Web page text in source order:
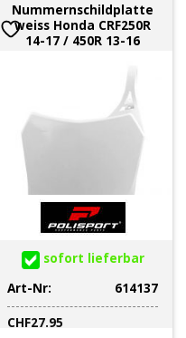
Nummernschildplatte
weiss Honda CRF250R
14-17 / 450R 13-16
sofort lieferbar
Art-Nr:
614137
CHF27.95